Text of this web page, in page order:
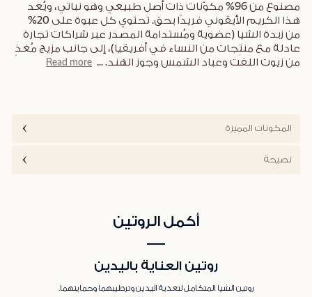
مصنوع من 96% مكوّنات ذات أصل طبيعي وهو نباتي، ويُعد
هذا الكريم الأيقوني فريدًا بحق. تحتوي كل عبوة على 20%
من زبدة الشيا (عضوية ومُستدامة المصدر عبر شراكات تجارة
عادلة مع منتِجات من النساء في أفريقيا)، إلى جانب مزيج مُغذٍ
من زيوت اللفت وعباد الشمس وجوز الهند....
Read more
المكونات المميزة
نصيحة
أكمل الروتين
روتين العناية باليدين
روتين الشيا المتكامل لتغذية اليدين وترطيبهما وحمايتهما.